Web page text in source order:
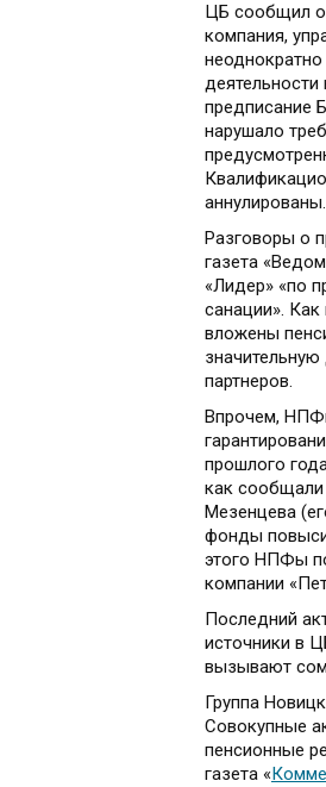
ЦБ сообщил о
компания,
предписание
нарушало
аннулированы.
Разговоры о
газета
«Лидер» «по
санации».
вложены
партнеров.
Впрочем,
прошлого
как сообщали
Мезенцева
фонды
этого НПФы
компании
Последний
источники в
вызывают
Группа
Совокупные
пенсионные
газета «